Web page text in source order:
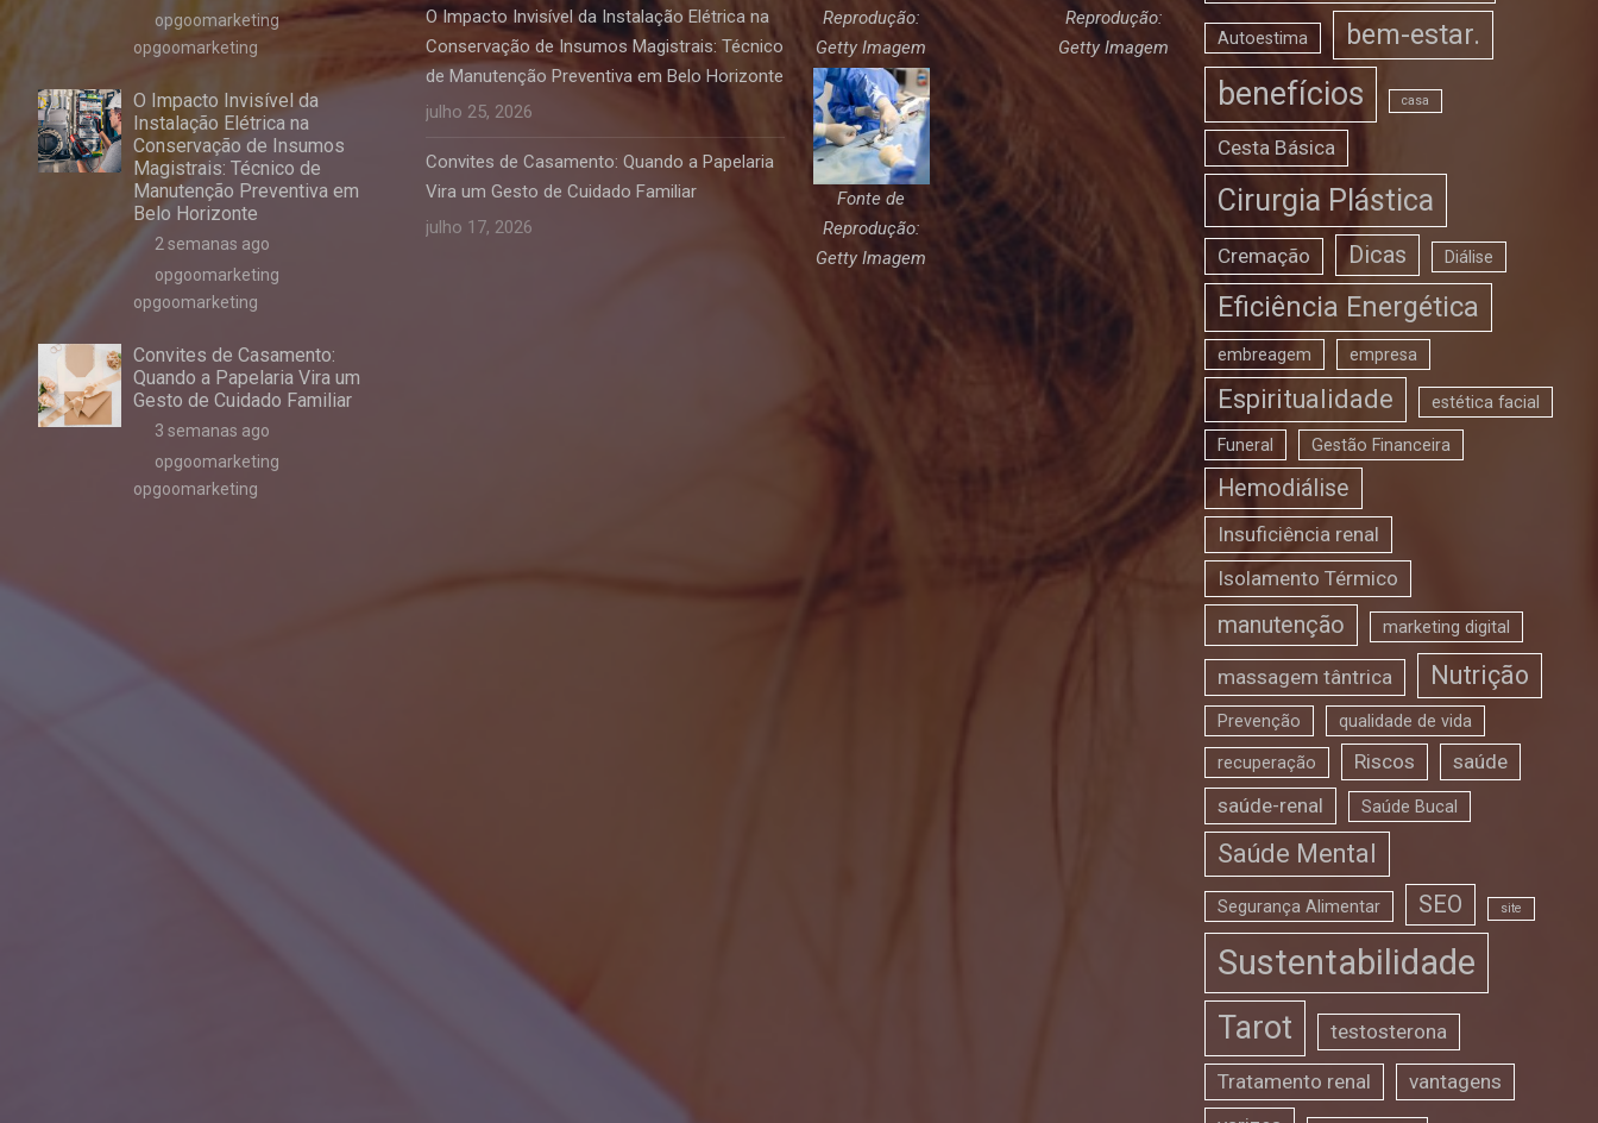
opgoomarketing
opgoomarketing
O Impacto Invisível da
Instalação Elétrica na
Conservação de Insumos
Magistrais: Técnico de
Manutenção Preventiva em
Belo Horizonte
2 semanas ago
opgoomarketing
opgoomarketing
Convites de Casamento:
Quando a Papelaria Vira um
Gesto de Cuidado Familiar
3 semanas ago
opgoomarketing
opgoomarketing
O Impacto Invisível da Instalação Elétrica na
Conservação de Insumos Magistrais: Técnico
de Manutenção Preventiva em Belo Horizonte
julho 25, 2026
Convites de Casamento: Quando a Papelaria
Vira um Gesto de Cuidado Familiar
julho 17, 2026
Reprodução:
Getty Imagem
Reprodução:
Getty Imagem
Fonte de
Reprodução:
Getty Imagem
Autoestima bem-estar.
benefícios casa
Cesta Básica
Cirurgia Plástica
Cremação Dicas Diálise
Eficiência Energética
embreagem empresa
Espiritualidade estética facial
Funeral Gestão Financeira
Hemodiálise
Insuficiência renal
Isolamento Térmico
manutenção marketing digital
massagem tântrica Nutrição
Prevenção qualidade de vida
recuperação Riscos
saúde
saúde-renal
Saúde Bucal
Saúde Mental
Segurança Alimentar SEO site
Sustentabilidade
Tarot testosterona
Tratamento renal
vantagens